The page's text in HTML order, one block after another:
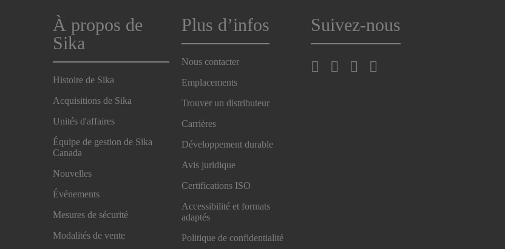
À propos de
Sika
Histoire de Sika
Acquisitions de Sika
Unités d'affaires
Équipe de gestion de Sika
Canada
Nouvelles
Événements
Mesures de sécurité
Modalités de vente
Plus d’infos
Nous contacter
Emplacements
Trouver un distributeur
Carrières
Développement durable
Avis juridique
Certifications ISO
Accessibilité et formats
adaptés
Politique de confidentialité
Suivez-nous